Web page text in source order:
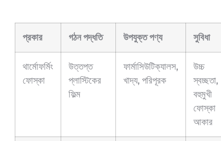
প্রকার গঠন পদ্ধতি উপযুক্ত পণ্য সুবিধা
থার্মোফর্মিং
ফোস্কা
উত্তপ্ত
প্লাস্টিকের
ফিল্ম
ফার্মাসিউটিক্যালস,
খাদ্য, পরিপূরক
উচ্চ
স্বচ্ছতা,
বহুমুখী
ফোস্কা
আকার